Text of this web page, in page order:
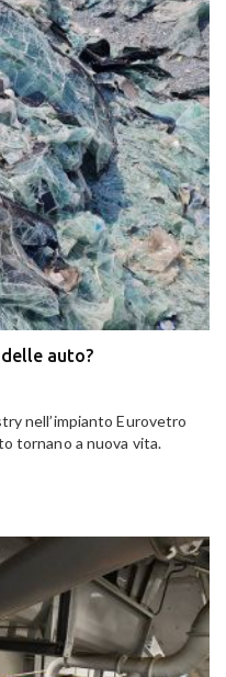
auto?
nell’impianto Eurovetro
tornano a nuova vita.